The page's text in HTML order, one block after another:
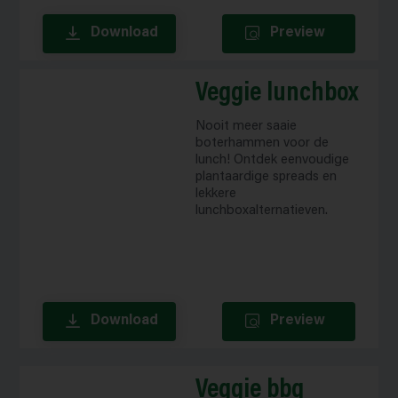
Download Preview
Veggie lunchbox
Nooit meer saaie
boterhammen voor de
lunch! Ontdek eenvoudige
plantaardige spreads en
lekkere
lunchboxalternatieven.
Download Preview
Veggie bbq